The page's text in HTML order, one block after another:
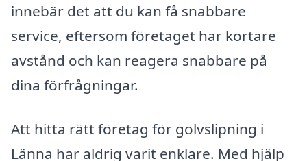
innebär det att du kan få snabbare
service, eftersom företaget har kortare
avstånd och kan reagera snabbare på
dina förfrågningar.
Att hitta rätt företag för golvslipning i
Länna har aldrig varit enklare. Med hjälp